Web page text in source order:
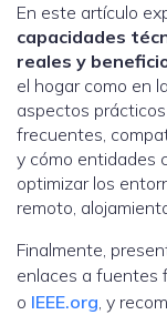
En este artículo
capacidades
reales y
el hogar como en
aspectos
frecuentes,
y cómo entidades
optimizar los
remoto,
Finalmente,
enlaces a fuentes
o IEEE.org, y